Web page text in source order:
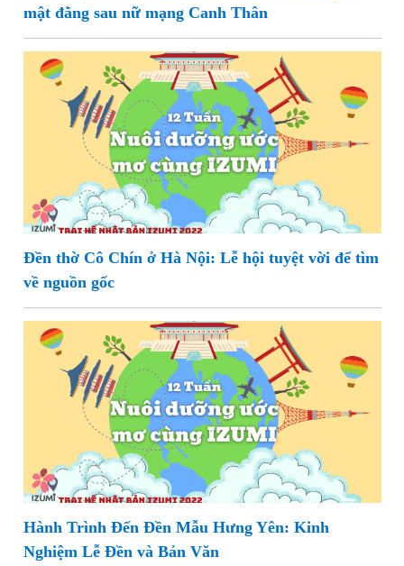
mật đằng sau nữ mạng Canh Thân
Đền thờ Cô Chín ở Hà Nội: Lễ hội tuyệt vời để tìm
về nguồn gốc
Hành Trình Đến Đền Mẫu Hưng Yên: Kinh
Nghiệm Lễ Đền và Bản Văn